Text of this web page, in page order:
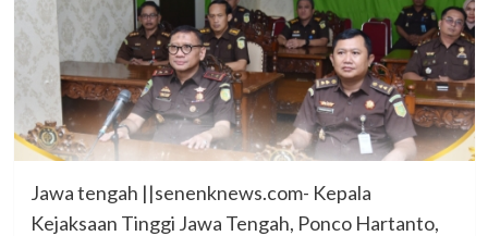
Jawa tengah ||senenknews.com- Kepala
Kejaksaan Tinggi Jawa Tengah, Ponco Hartanto,